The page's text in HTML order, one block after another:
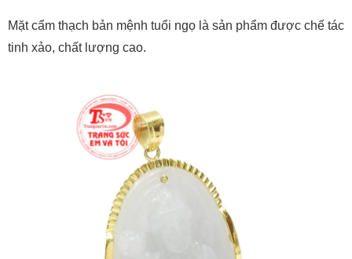
Mặt cẩm thạch bản mệnh tuổi ngọ là sản phẩm được chế tác
tinh xảo, chất lượng cao.